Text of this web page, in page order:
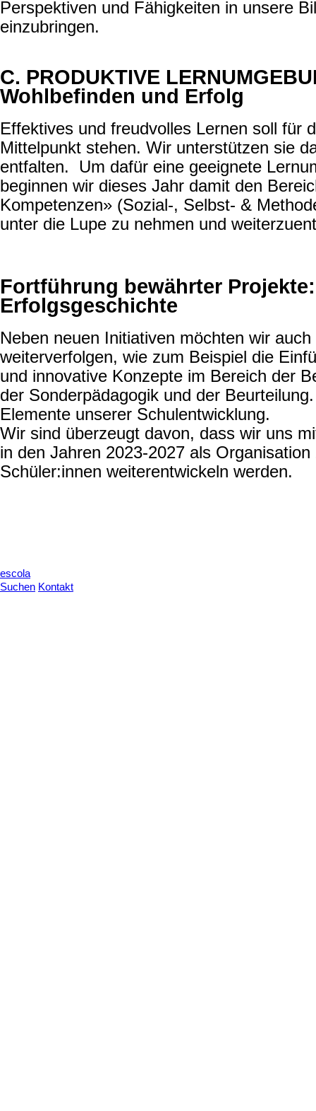
Perspektiven und Fähigkeiten in unsere
einzubringen.
C. PRODUKTIVE
Wohlbefinden und Erfolg
Effektives und freudvolles Lernen soll für
Mittelpunkt stehen. Wir unterstützen sie
entfalten. Um dafür eine geeignete
beginnen wir dieses Jahr damit den
Kompetenzen» (Sozial-, Selbst- &
unter die Lupe zu nehmen und
Fortführung bewährter
Erfolgsgeschichte
Neben neuen Initiativen möchten wir
weiterverfolgen, wie zum Beispiel die
und innovative Konzepte im Bereich der
der Sonderpädagogik und der
Elemente unserer Schulentwicklung.
Wir sind überzeugt davon, dass wir uns
in den Jahren 2023-2027 als
Schüler:innen weiterentwickeln werden.
escola
Suchen Kontakt